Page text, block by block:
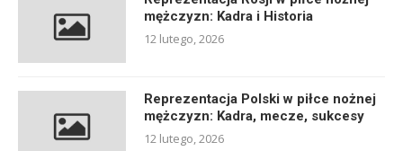
mężczyzn: Kadra i Historia
12 lutego, 2026
Reprezentacja Polski w piłce nożnej
mężczyzn: Kadra, mecze, sukcesy
12 lutego, 2026